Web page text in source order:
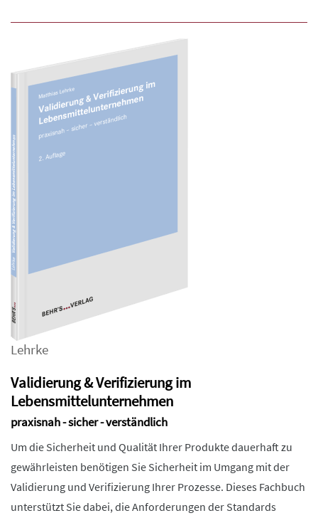
Lehrke
Validierung & Verifizierung im
Lebensmittelunternehmen
praxisnah - sicher - verständlich
Um die Sicherheit und Qualität Ihrer Produkte dauerhaft zu
gewährleisten benötigen Sie Sicherheit im Umgang mit der
Validierung und Verifizierung Ihrer Prozesse. Dieses Fachbuch
unterstützt Sie dabei, die Anforderungen der Standards